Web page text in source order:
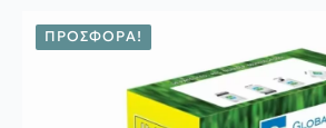
ΠΡΟΣΦΟΡΆ!